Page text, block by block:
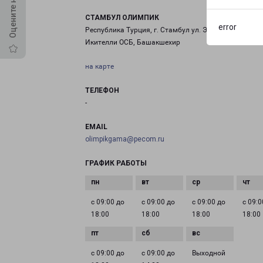
error
СТАМБУЛ ОЛИМПИК
Республика Турция, г. Стамбул ул. Эски Тургут Озал,
Икителли ОСБ, Башакшехир
на карте
ТЕЛЕФОН
-
EMAIL
olimpikgama@pecom.ru
ГРАФИК РАБОТЫ
с 09:00 до
18:00
с 09:00 до
18:00
с 09:00 до
18:00
с
18:00
с 09:00 до
с 09:00 до
Выходной